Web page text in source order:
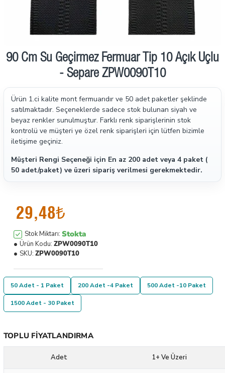
90 Cm Su Geçirmez Fermuar Tip 10 Açık Uçlu
- Separe ZPW0090T10
Ürün 1.ci kalite mont fermuarıdır ve 50 adet paketler şeklinde
satılmaktadır. Seçeneklerde sadece stok bulunan siyah ve
beyaz renkler sunulmuştur. Farklı renk siparişlerinin stok
kontrolü ve müşteri ye özel renk siparişleri için lütfen bizimle
iletişime geçiniz.
Müşteri Rengi Seçeneği için En az 200 adet veya 4 paket (
50 adet/paket) ve üzeri sipariş verilmesi gerekmektedir.
29,48₺
Stok Miktarı: Stokta
Ürün Kodu: ZPW0090T10
SKU: ZPW0090T10
50 Adet - 1 Paket 200 Adet -4 Paket 500 Adet -10 Paket
1500 Adet - 30 Paket
TOPLU FIYATLANDIRMA
Adet 1+ Ve Üzeri